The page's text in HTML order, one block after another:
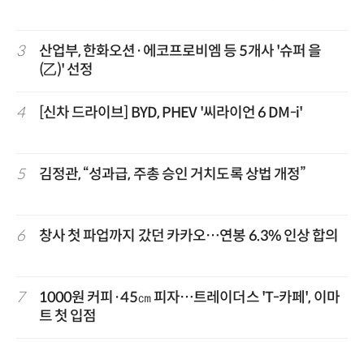
3
산업부, 한화오션·에코프로비엠 등 5개사 '슈퍼 을
(乙)' 선정
4 [신차 드라이브] BYD, PHEV '씨라이언 6 DM-i'
5 김정관, “성과급, 주총 승인 거치도록 상법 개정”
6 창사 첫 파업까지 갔던 카카오…연봉 6.3% 인상 합의
7
1000원 커피·45㎝ 피자…트레이더스 'T-카페', 이마
트 첫 입점